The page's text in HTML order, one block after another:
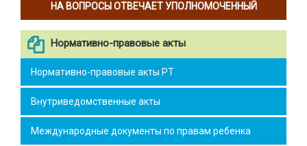
НА ВОПРОСЫ ОТВЕЧАЕТ УПОЛНОМОЧЕННЫЙ
Нормативно-правовые акты
Нормативно-правовые акты РТ
Внутриведомственные акты
Международные документы по правам ребенка